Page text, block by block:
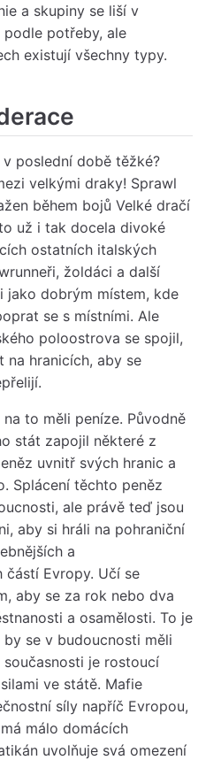
a skupiny se liší v
potřeby, ale
existují všechny typy.
poslední době těžké?
velkými draky! Sprawl
během bojů Velké dračí
už i tak docela divoké
ostatních italských
žoldáci a další
jako dobrým místem, kde
se s místními. Ale
poloostrova se spojil,
na hranicích, aby se
to měli peníze. Původně
stát zapojil některé z
uvnitř svých hranic a
Splácení těchto peněz
ale právě teď jsou
aby si hráli na pohraniční
a
částí Evropy. Učí se
aby se za rok nebo dva
a osamělosti. To je
se v budoucnosti měli
je rostoucí
ve státě. Mafie
síly napříč Evropou,
málo domácích
uvolňuje svá omezení